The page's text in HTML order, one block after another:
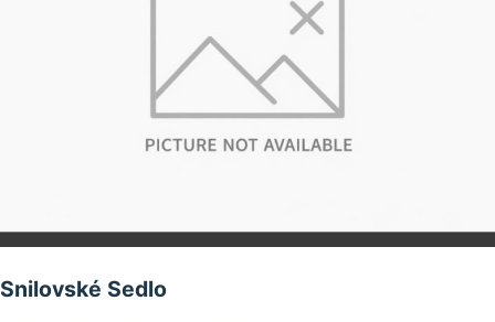
Snilovské Sedlo